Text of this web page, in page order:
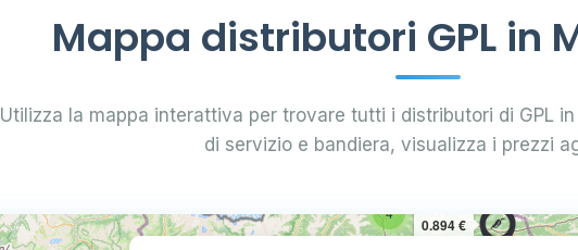
Mappa distributori GPL in
Utilizza la mappa interattiva per trovare tutti i distributori di GPL
di servizio e bandiera, visualizza i prezzi
4
0.894 €